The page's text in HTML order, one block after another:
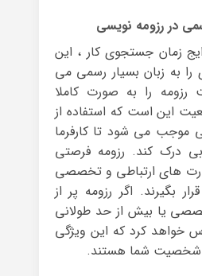
زمان جستجوی کار ، این
را به زبان بسیار رسمی می
رزومه را به صورت کاملا
این است که استفاده از
موجب می شود تا کارفرما
درک کند. رزومه فرصتی
های ارتباطی و تخصصی
بگیرند. اگر رزومه پر از
یا بیش از حد طولانی
خواهد کرد که این ویژگی
شخصیت شما هستند.